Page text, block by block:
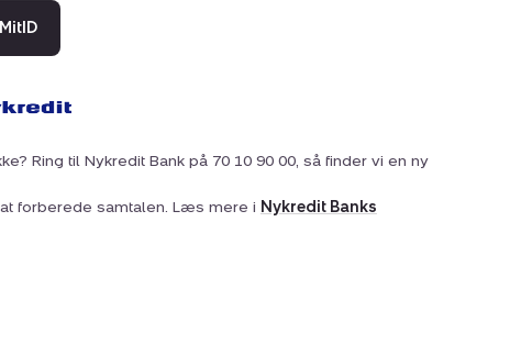
Ring til Nykredit Bank på 70 10 90 00, så finder vi en ny
forberede samtalen. Læs mere i Nykredit Banks